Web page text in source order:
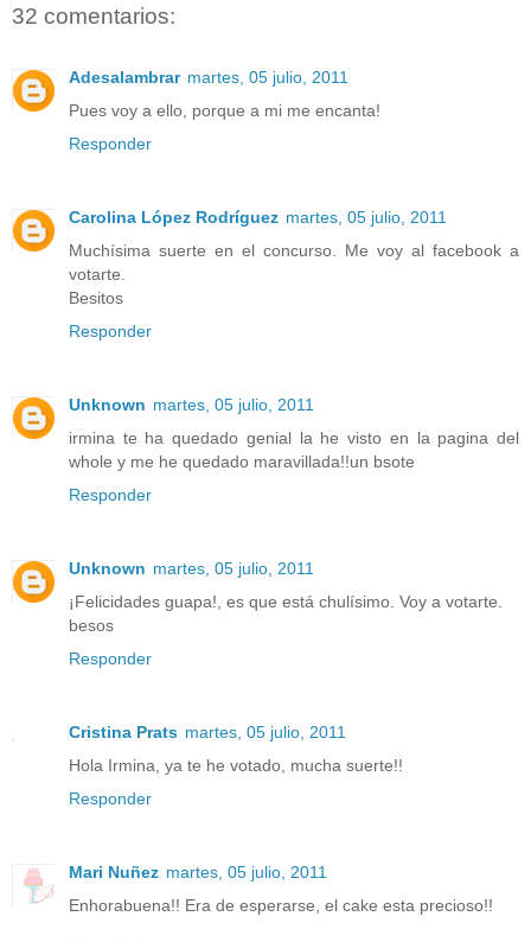
32 comentarios:
Adesalambrar martes, 05 julio, 2011
Pues voy a ello, porque a mi me encanta!
Responder
Carolina López Rodríguez martes, 05 julio, 2011
Muchísima suerte en el concurso. Me voy al facebook a
votarte.
Besitos
Responder
Unknown martes, 05 julio, 2011
irmina te ha quedado genial la he visto en la pagina del
whole y me he quedado maravillada!!un bsote
Responder
Unknown martes, 05 julio, 2011
¡Felicidades guapa!, es que está chulísimo. Voy a votarte.
besos
Responder
Cristina Prats martes, 05 julio, 2011
Hola Irmina, ya te he votado, mucha suerte!!
Responder
Mari Nuñez martes, 05 julio, 2011
Enhorabuena!! Era de esperarse, el cake esta precioso!!